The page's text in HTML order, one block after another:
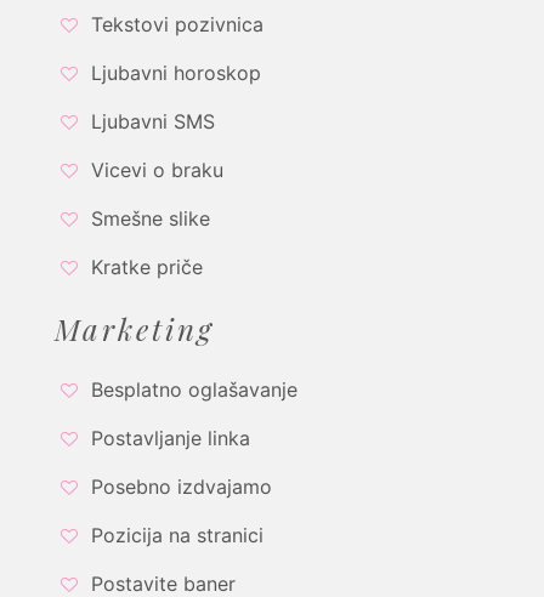
Tekstovi pozivnica
Ljubavni horoskop
Ljubavni SMS
Vicevi o braku
Smešne slike
Kratke priče
Marketing
Besplatno oglašavanje
Postavljanje linka
Posebno izdvajamo
Pozicija na stranici
Postavite baner